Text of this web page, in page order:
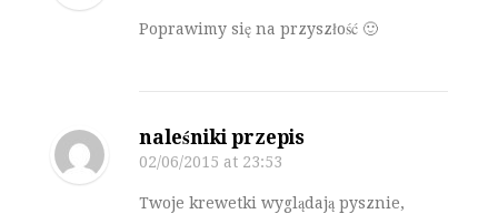
Poprawimy się na przyszłość 🙂
naleśniki przepis
02/06/2015 at 23:53
Twoje krewetki wyglądają pysznie,